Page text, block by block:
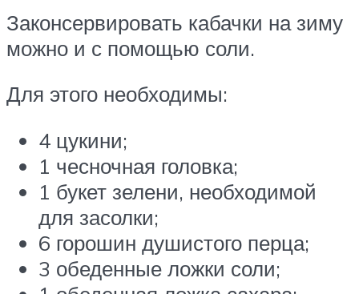
Законсервировать кабачки на зиму
можно и с помощью соли.
Для этого необходимы:
4 цукини;
1 чесночная головка;
1 букет зелени, необходимой
для засолки;
6 горошин душистого перца;
3 обеденные ложки соли;